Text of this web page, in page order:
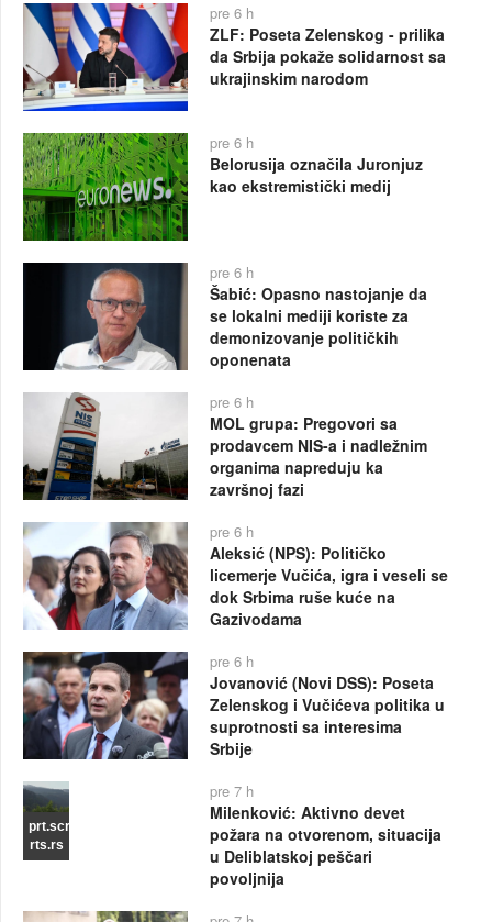
pre 6 h
ZLF: Poseta Zelenskog - prilika
da Srbija pokaže solidarnost sa
ukrajinskim narodom
pre 6 h
Belorusija označila Juronjuz
kao ekstremistički medij
pre 6 h
Šabić: Opasno nastojanje da
se lokalni mediji koriste za
demonizovanje političkih
oponenata
pre 6 h
MOL grupa: Pregovori sa
prodavcem NIS-a i nadležnim
organima napreduju ka
završnoj fazi
pre 6 h
Aleksić (NPS): Političko
licemerje Vučića, igra i veseli se
dok Srbima ruše kuće na
Gazivodama
pre 6 h
Jovanović (Novi DSS): Poseta
Zelenskog i Vučićeva politika u
suprotnosti sa interesima
Srbije
prt.scr
rts.rs
pre 7 h
Milenković: Aktivno devet
požara na otvorenom, situacija
u Deliblatskoj peščari
povoljnija